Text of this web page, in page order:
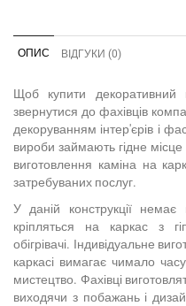
ОПИС ВІДГУКИ (0)
Щоб купити
звернутися до фахівців
декоруванням інтер'єрів і
вироби займають гідне місце
виготовлення каміна на
затребуваних послуг.
У даній конструкції немає
кріпляться на каркас з
обігрівачі. Індивідуальне
каркасі вимагає чимало
мистецтво. Фахівці
виходячи з побажань і